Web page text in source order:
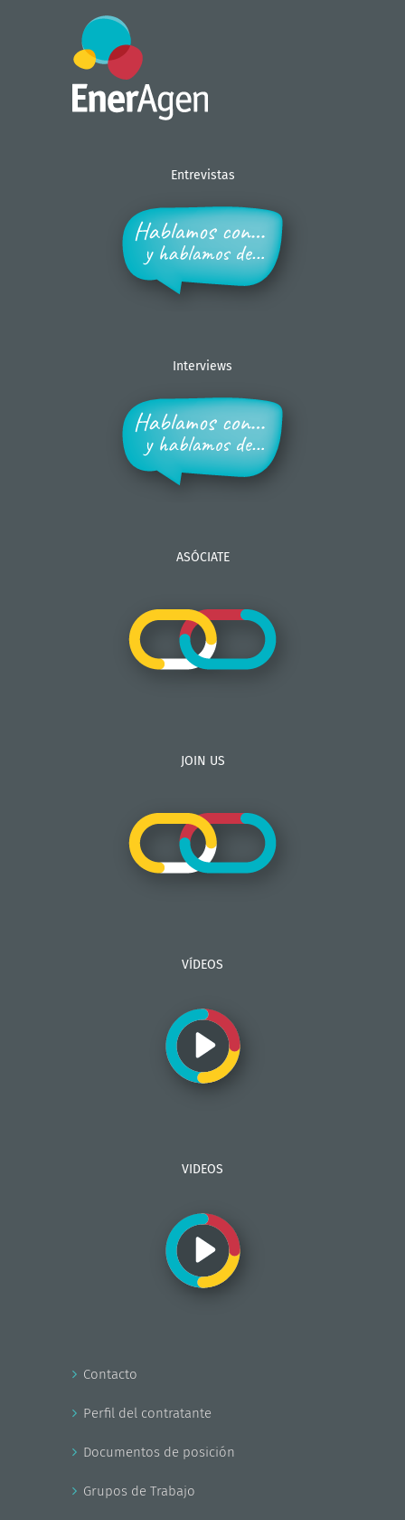
Entrevistas
Interviews
ASÓCIATE
JOIN US
VÍDEOS
VIDEOS
Contacto
Perfil del contratante
Documentos de posición
Grupos de Trabajo